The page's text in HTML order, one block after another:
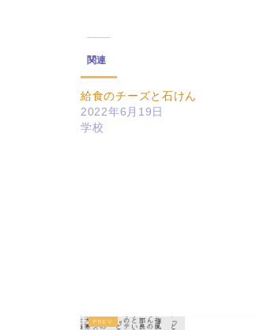
関連
給食のチーズと石けん
2022年6月19日
学校